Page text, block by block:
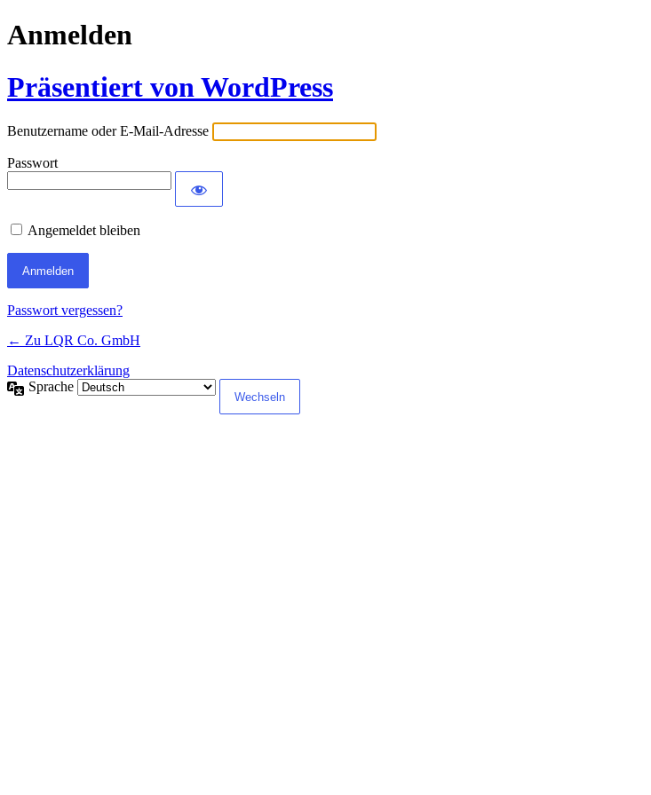
Anmelden
Präsentiert von WordPress
Benutzername oder E-Mail-Adresse
Passwort
Angemeldet bleiben
Passwort vergessen?
← Zu LQR Co. GmbH
Datenschutzerklärung
Sprache